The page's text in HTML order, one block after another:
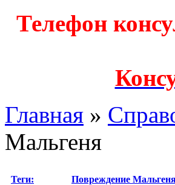
Телефон
Главная »
Мальгеня
Теги: Повреждение